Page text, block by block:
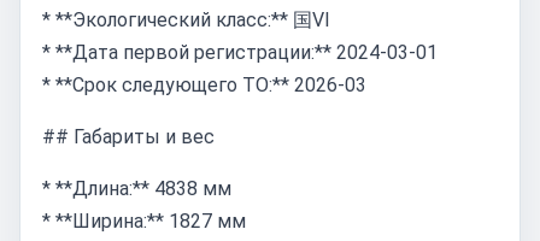
* **Экологический класс:** 国VI
* **Дата первой регистрации:** 2024-03-01
* **Срок следующего ТО:** 2026-03
## Габариты и вес
* **Длина:** 4838 мм
* **Ширина:** 1827 мм